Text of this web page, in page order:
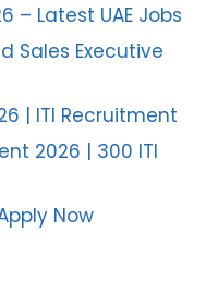
– Latest UAE Jobs
Sales Executive
| ITI Recruitment
2026 | 300 ITI
Now